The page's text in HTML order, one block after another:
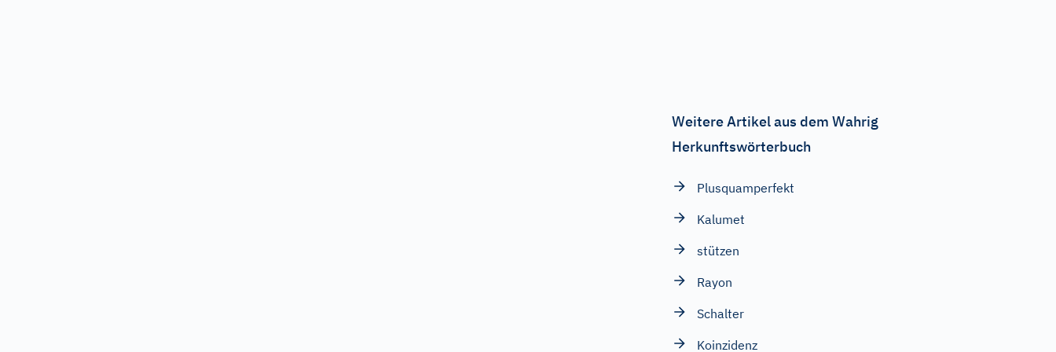
Weitere Artikel aus dem Wahrig
Herkunftswörterbuch
Plusquamperfekt
Kalumet
stützen
Rayon
Schalter
Koinzidenz